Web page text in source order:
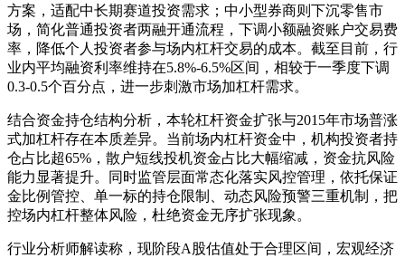
方案，适配中长期赛道投资需求；中小型券商则下沉零售市
场，简化普通投资者两融开通流程，下调小额融资账户交易费
率，降低个人投资者参与场内杠杆交易的成本。截至目前，行
业内平均融资利率维持在5.8%-6.5%区间，相较于一季度下调
0.3-0.5个百分点，进一步刺激市场加杠杆需求。
结合资金持仓结构分析，本轮杠杆资金扩张与2015年市场普涨
式加杠杆存在本质差异。当前场内杠杆资金中，机构投资者持
仓占比超65%，散户短线投机资金占比大幅缩减，资金抗风险
能力显著提升。同时监管层面常态化落实风控管理，依托保证
金比例管控、单一标的持仓限制、动态风险预警三重机制，把
控场内杠杆整体风险，杜绝资金无序扩张现象。
行业分析师解读称，现阶段A股估值处于合理区间，宏观经济